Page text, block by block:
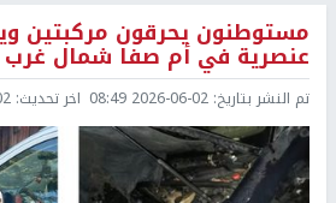
مستوطنون يحرقون مركبتين
عنصرية في أم صفا شمال غرب
تم النشر بتاريخ: 2026-06-02 08:49 اخر تحديث: